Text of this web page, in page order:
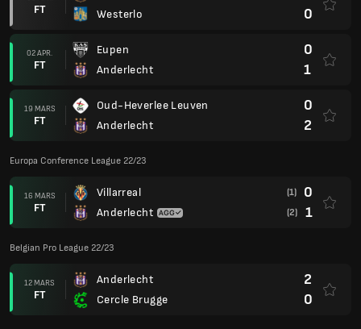
FT
Westerlo
0
02 APR.
FT
Eupen
Anderlecht
0
1
19 MARS
FT
Oud-Heverlee Leuven
Anderlecht
0
2
Europa Conference League 22/23
16 MARS
FT
Villarreal
Anderlecht
(1) 0
(2) 1
Belgian Pro League 22/23
12 MARS
FT
Anderlecht
Cercle Brugge
2
0